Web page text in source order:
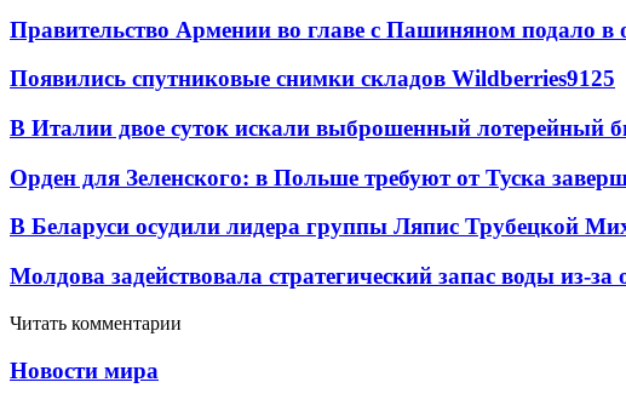
Правительство Армении во главе с Пашиняном подало в
Появились спутниковые снимки складов Wildberries9125
В Италии двое суток искали выброшенный лотерейный
Орден для Зеленского: в Польше требуют от Туска
В Беларуси осудили лидера группы Ляпис Трубецкой
Молдова задействовала стратегический запас воды из-за
Читать комментарии
Новости мира